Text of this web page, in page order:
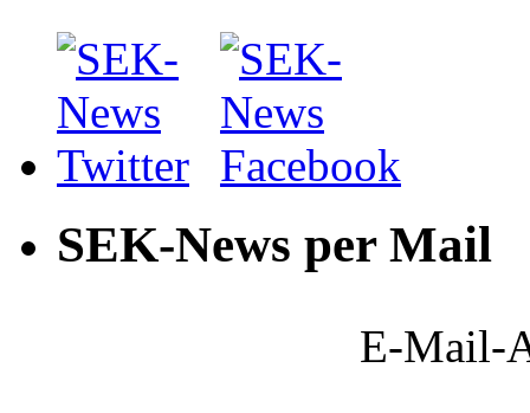
SEK-News per Mail
E-Mail-